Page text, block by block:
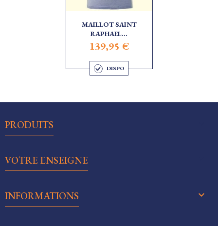
MAILLOT SAINT
RAPHAEL...
139,95 €
DISPO
PRODUITS
VOTRE ENSEIGNE
INFORMATIONS keyboard_arrow_down